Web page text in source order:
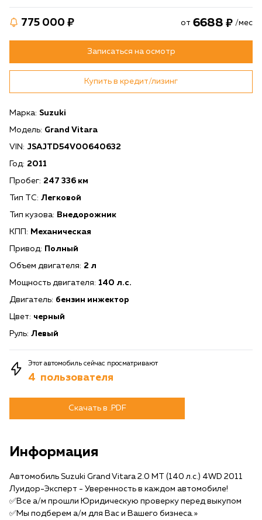
775 000 от 6688 /мес
Записаться на осмотр
Купить в кредит/лизинг
Марка: Suzuki
Модель: Grand Vitara
VIN: JSAJTD54V00640632
Год: 2011
Пробег: 247 336 км
Тип ТС: Легковой
Тип кузова: Внедорожник
КПП: Механическая
Привод: Полный
Объем двигателя: 2 л
Мощность двигателя: 140 л.с.
Двигатель: бензин инжектор
Цвет: черный
Руль: Левый
Этот автомобиль сейчас просматривают
4 пользователя
Скачать в .PDF
Информация
Автомобиль Suzuki Grand Vitara 2.0 MT (140 л.с.) 4WD 2011
Луидор-Эксперт - Уверенность в каждом автомобиле!
✅Все а/м прошли Юридическую проверку перед выкупом
✅Мы подберем а/м для Вас и Вашего бизнеса.»